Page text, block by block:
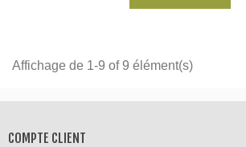
Affichage de 1-9 of 9 élément(s)
COMPTE CLIENT